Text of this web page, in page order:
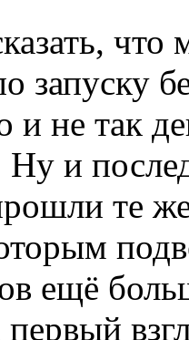
что
запуску
и не так
и
те
ещё